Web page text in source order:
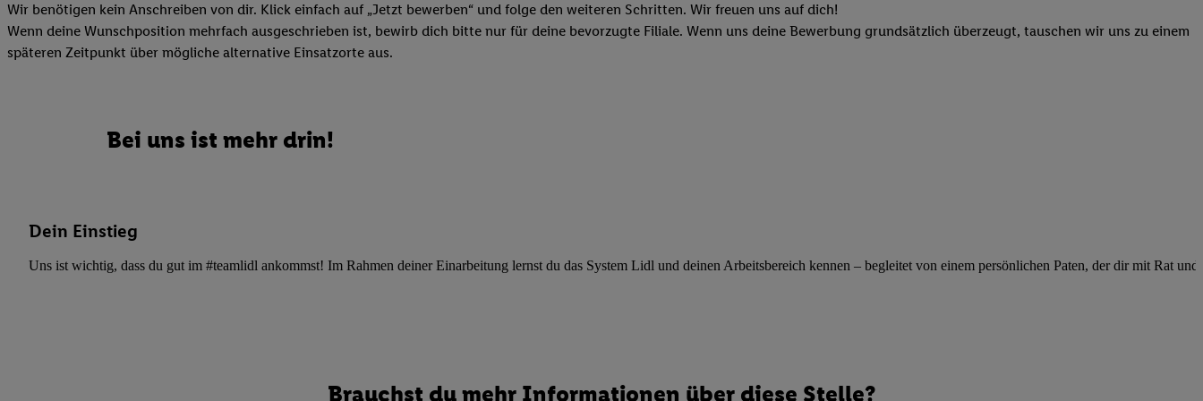
Wir benötigen kein Anschreiben von dir. Klick einfach auf „Jetzt bewerben“ und folge den weiteren Schritten. Wir freuen uns auf dich!
Wenn deine Wunschposition mehrfach ausgeschrieben ist, bewirb dich bitte nur für deine bevorzugte Filiale. Wenn uns deine Bewerbung grundsätzlich überzeugt, tauschen wir uns zu einem
späteren Zeitpunkt über mögliche alternative Einsatzorte aus.
Bei uns ist mehr drin!
Dein Einstieg
Uns ist wichtig, dass du gut im #teamlidl ankommst! Im Rahmen deiner Einarbeitung lernst du das System Lidl und deinen Arbeitsbereich kennen – begleitet von einem persönlichen Paten, der dir mit Rat und
Brauchst du mehr Informationen über diese Stelle?
Verwendungszwecke oder Partner zulassen; das gilt auch für die nachfolgend schlagwortartig benannten Zwecke
und Funktionen im Rahmen des Einsatzes des IAB TCF für Werbung und Erfolgsmessung:
Messung des Erfolgs von Werbekampagnen durch TTD und Nutzung der Telekommunikations-basierten Utiq-
Technologie für digitales Marketing, sowie:
zur Auswahl personalisierter Werbung.